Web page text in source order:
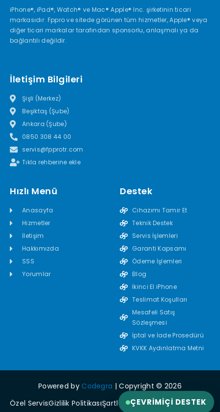
iPhone®, iPad®, Watch® ve Mac® Apple® Inc. şirketinin ticari
markasıdır. Fppro ve sitede görünen tüm hizmetler, Apple® veya
diğer ticari markalar tarafından sponsorlu, anlaşmalı ya da
bağlantılı değildir.
İletişim Bilgileri
Şişli (Merkez)
Beşiktaş (Şube)
Ankara (Şube)
0850 308 44 00
servis@fpprotr.com
Tıkla rehberine ekle
Hızlı Menü
Anasayfa
Hizmetler
İletişim
Hakkımızda
SSS
Yorumlar
Destek
Cihazımı Tamir Et
Teknik Destek
Servis İşlemleri
Garanti Kapsamı
Ödeme İşlemleri
Blog
İkinci El iPhone
Teslimat Koşulları
Mesafeli Satış
Sözleşmesi
İptal ve İade Prosedürü
KVKK Aydınlatma Metni
Powered byCodegra | Copyright © 2026
Özel ServisGizlilik PolitikasıŞartlar ve Koşullar
ÇEVRIMIÇI DESTEK